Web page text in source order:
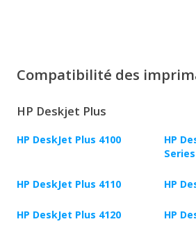
Compatibilité des
HP Deskjet Plus
HP DeskJet Plus 4100
HP
Series
HP DeskJet Plus 4110 HP
HP DeskJet Plus 4120 HP